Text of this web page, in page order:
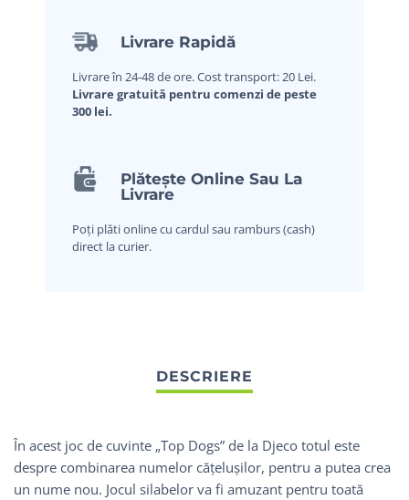
Livrare Rapidă
Livrare în 24-48 de ore. Cost transport: 20 Lei.
Livrare gratuită pentru comenzi de peste
300 lei.
Plătește Online Sau La
Livrare
Poți plăti online cu cardul sau ramburs (cash)
direct la curier.
În acest joc de cuvinte „Top Dogs” de la Djeco totul este
despre combinarea numelor cățelușilor, pentru a putea crea
un nume nou. Jocul silabelor va fi amuzant pentru toată